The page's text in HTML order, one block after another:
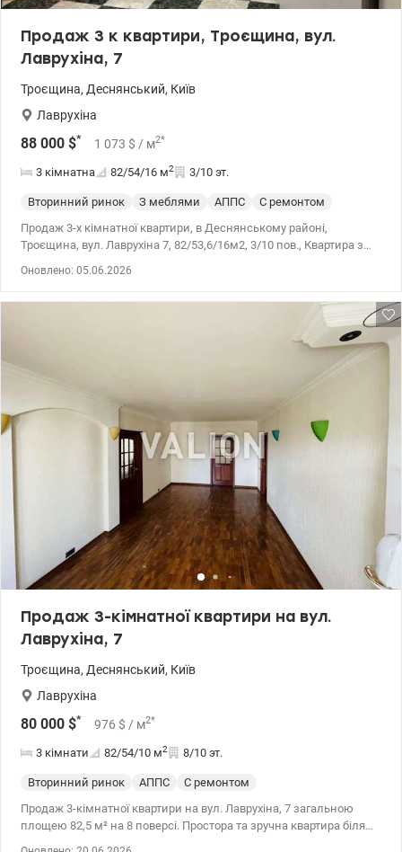
Продаж 3 к квартири, Троєщина, вул.
Лаврухіна, 7
Троєщина, Деснянський, Київ
Лаврухіна
88 000 $* 1 073 $ / м2*
3 кімнатна 82/54/16 м2 3/10 эт.
Вторинний ринок З меблями АППС
С ремонтом
Продаж 3-х кімнатної квартири, в Деснянському районі,
Троєщина, вул. Лаврухіна 7, 82/53,6/16м2, 3/10 пов., Квартира з
Санвузол – окремо, лоджії утеплені і засклені. Додаткові
збудований у 1996 році. Повністтю утеплений, в під'їзді замінені
двором та ліфтом. Зручна транспортна розв’язка: поруч зупинки
громадського транспорту . 044 200 10 80 Valion.ua/1143868
Оновлено: 05.06.2026
Продаж 3-кімнатної квартири на вул.
Лаврухіна, 7
Троєщина, Деснянський, Київ
Лаврухіна
80 000 $* 976 $ / м2*
3 кімнати 82/54/10 м2 8/10 эт.
Вторинний ринок АППС
С ремонтом
Продаж 3-кімнатної квартири на вул. Лаврухіна, 7 загальною
площею 82,5 м² на 8 поверсі. Простора та зручна квартира біля